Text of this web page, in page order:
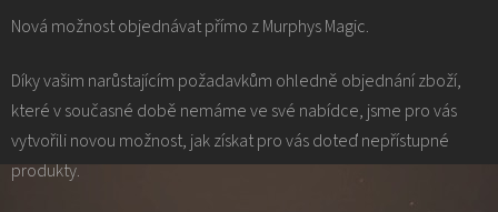
Nová možnost objednávat přímo z Murphys Magic.
Díky vašim narůstajícím požadavkům ohledně objednání zboží,
které v současné době nemáme ve své nabídce, jsme pro vás
vytvořili novou možnost, jak získat pro vás doteď nepřístupné
produkty.